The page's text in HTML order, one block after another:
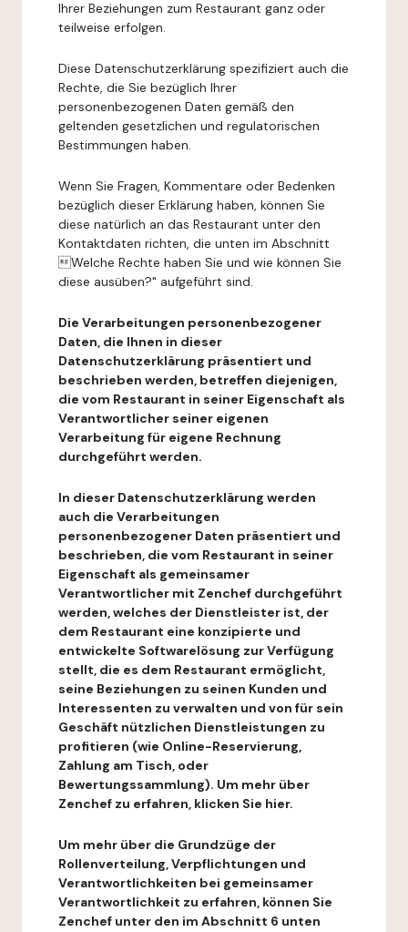
Ihrer Beziehungen zum Restaurant ganz oder
teilweise erfolgen.
Diese Datenschutzerklärung spezifiziert auch die
Rechte, die Sie bezüglich Ihrer
personenbezogenen Daten gemäß den
geltenden gesetzlichen und regulatorischen
Bestimmungen haben.
Wenn Sie Fragen, Kommentare oder Bedenken
bezüglich dieser Erklärung haben, können Sie
diese natürlich an das Restaurant unter den
Kontaktdaten richten, die unten im Abschnitt
Welche Rechte haben Sie und wie können Sie
diese ausüben?" aufgeführt sind.
Die Verarbeitungen personenbezogener
Daten, die Ihnen in dieser
Datenschutzerklärung präsentiert und
beschrieben werden, betreffen diejenigen,
die vom Restaurant in seiner Eigenschaft als
Verantwortlicher seiner eigenen
Verarbeitung für eigene Rechnung
durchgeführt werden.
In dieser Datenschutzerklärung werden
auch die Verarbeitungen
personenbezogener Daten präsentiert und
beschrieben, die vom Restaurant in seiner
Eigenschaft als gemeinsamer
Verantwortlicher mit Zenchef durchgeführt
werden, welches der Dienstleister ist, der
dem Restaurant eine konzipierte und
entwickelte Softwarelösung zur Verfügung
stellt, die es dem Restaurant ermöglicht,
seine Beziehungen zu seinen Kunden und
Interessenten zu verwalten und von für sein
Geschäft nützlichen Dienstleistungen zu
profitieren (wie Online-Reservierung,
Zahlung am Tisch, oder
Bewertungssammlung). Um mehr über
Zenchef zu erfahren, klicken Sie hier.
Um mehr über die Grundzüge der
Rollenverteilung, Verpflichtungen und
Verantwortlichkeiten bei gemeinsamer
Verantwortlichkeit zu erfahren, können Sie
Zenchef unter den im Abschnitt 6 unten